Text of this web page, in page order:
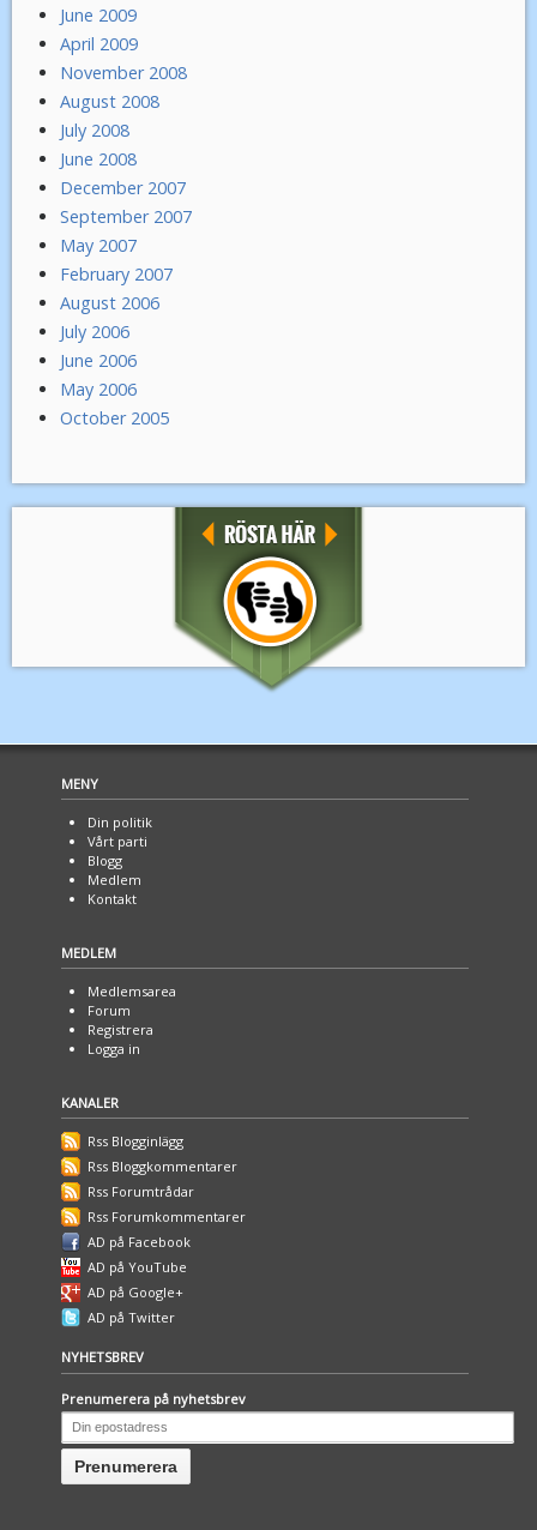
June 2009
April 2009
November 2008
August 2008
July 2008
June 2008
December 2007
September 2007
May 2007
February 2007
August 2006
July 2006
June 2006
May 2006
October 2005
MENY
Din politik
Vårt parti
Blogg
Medlem
Kontakt
MEDLEM
Medlemsarea
Forum
Registrera
Logga in
KANALER
Rss Blogginlägg
Rss Bloggkommentarer
Rss Forumtrådar
Rss Forumkommentarer
AD på Facebook
AD på YouTube
AD på Google+
AD på Twitter
NYHETSBREV
Prenumerera på nyhetsbrev